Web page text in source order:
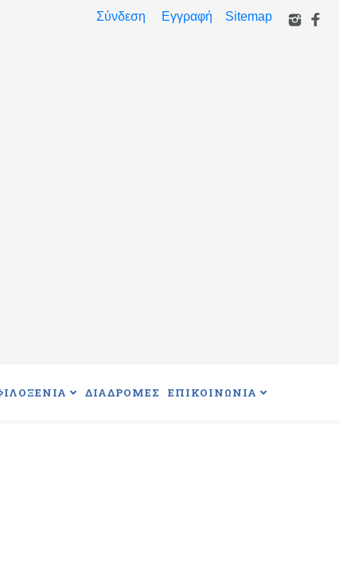
Σύνδεση Εγγραφή Sitemap
ΔΙΑΔΡΟΜΕΣ ΕΠΙΚΟΙΝΩΝΙΑ